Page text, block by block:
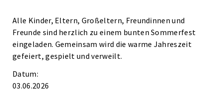
Alle Kinder, Eltern, Großeltern, Freundinnen und
Freunde sind herzlich zu einem bunten Sommerfest
eingeladen. Gemeinsam wird die warme Jahreszeit
gefeiert, gespielt und verweilt.
Datum:
03.06.2026